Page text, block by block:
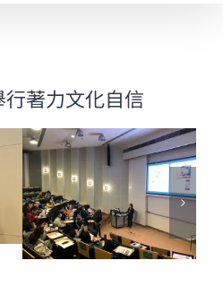
著力文化自信